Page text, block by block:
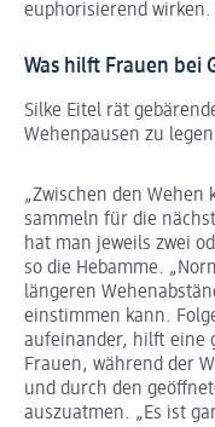
euphorisierend wirken.
Was hilft Frauen bei
Silke Eitel rät
Wehenpausen zu
„Zwischen den
sammeln für die
hat man jeweils zwei
so die Hebamme.
längeren
einstimmen kann.
aufeinander, hilft eine
Frauen, während der
und durch den
auszuatmen. „Es ist